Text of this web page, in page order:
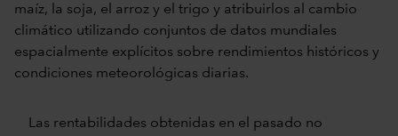
maíz, la soja, el arroz y el trigo y atribuirlos al cambio
climático utilizando conjuntos de datos mundiales
espacialmente explícitos sobre rendimientos históricos y
condiciones meteorológicas diarias.
Las rentabilidades obtenidas en el pasado no